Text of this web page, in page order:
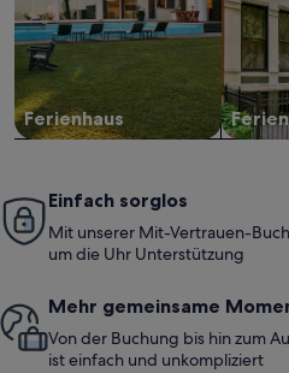
Ferienhaus
Einfach sorglos
Mit unserer Mit-Vertrauen-
um die Uhr Unterstützung
Mehr gemeinsame
Von der Buchung bis hin zum
ist einfach und unkompliziert